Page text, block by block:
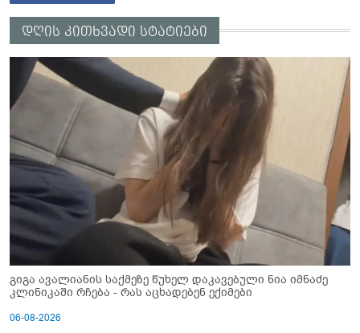
დღის კითხვადი სტატიები
გიგა ავალიანის საქმეზე წუხელ დაკავებული ნია იმნაძე
კლინიკაში რჩება - რას აცხადებენ ექიმები
06-08-2026